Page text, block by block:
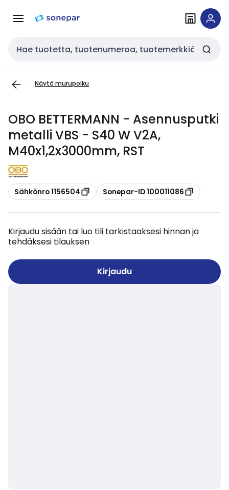
navigointiinsisältöön
Haku
Näytä murupolku
OBO BETTERMANN - Asennusputki
metalli VBS - S40 W V2A,
M40x1,2x3000mm, RST
Kopioi
Sähkönro 1156504 Kopioi
Sonepar-ID 100011086
Kirjaudu sisään tai luo tili tarkistaaksesi hinnan ja
tehdäksesi tilauksen
Kirjaudu